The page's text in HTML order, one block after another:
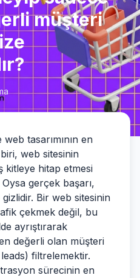
müşteri
tasarımının en
web sitesinin
kitleye hitap etmesi
gerçek başarı,
Bir web sitesinin
çekmek değil, bu
ayrıştırarak
değerli olan müşteri
filtrelemektir.
sürecinin en